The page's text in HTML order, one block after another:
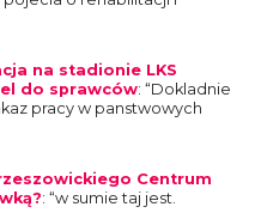
na stadionie LKS
do sprawców: “Dokladnie
pracy w panstwowych
Centrum
: “w sumie taj jest.